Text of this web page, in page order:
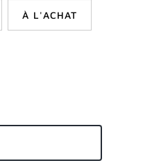
À L'ACHAT